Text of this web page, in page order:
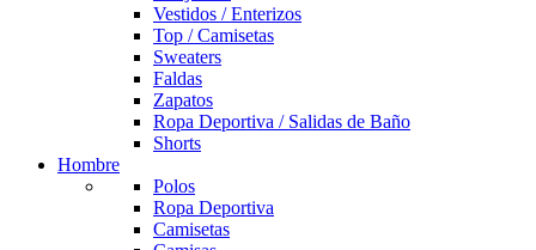
Vestidos / Enterizos
Top / Camisetas
Sweaters
Faldas
Zapatos
Ropa Deportiva / Salidas de Baño
Shorts
Hombre
Polos
Ropa Deportiva
Camisetas